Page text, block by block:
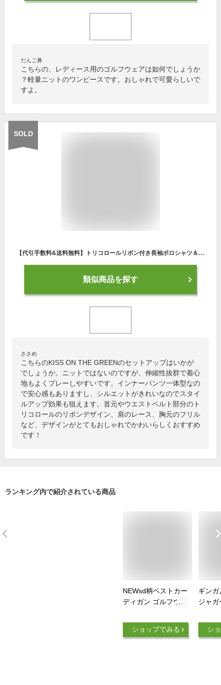
だんご鼻
こちらの、レディース用のゴルフウェアは如何でしょうか
？軽量ニットのワンピースです。おしゃれで可愛らしいで
すよ。
SOLD
【代引手数料&送料無料】トリコロールリボン付き長袖ポロシャツ＆スカート上下セット【セットなら800円OFF】 (スカートはインナーパンツ一体型) | ワンピース セットアップ 長袖 ゴルフウェア レディース ゴルフウエア ゴルフ かわいい おしゃれ
類似商品を探す
ささめ
こちらのKISS ON THE GREENのセットアップはいかが
でしょうか。ニットではないのですが、伸縮性抜群で着心
地もよくプレーしやすいです。インナーパンツ一体型なの
で安心感もありますし、シルエットがきれいなのでスタイ
ルアップ効果も狙えます。首元やウエストベルト部分のト
リコロールのリボンデザイン、肩のレース、胸元のフリル
など、デザインがとてもおしゃれでかわいらしくおすすめ
です！
ランキング内で紹介されている商品
NEWsd柄ベストカー
ディガン ゴルフウェ
ースゴルフウェア ゴ
ルフベスト ゴルフレ
ショップでみる
ギンガ
ジャガ
いギン
柄が
シ